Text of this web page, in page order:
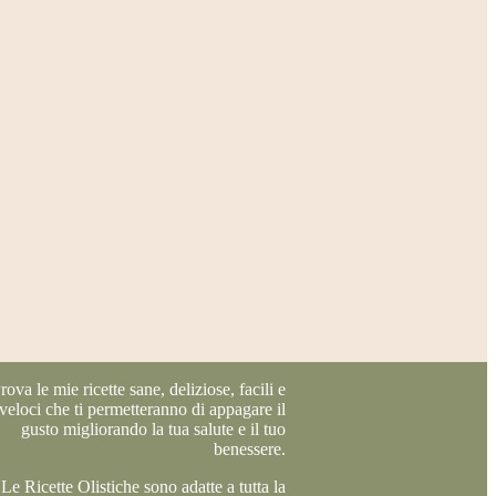
le mie ricette sane, deliziose, facili e
veloci che ti permetteranno di appagare il
gusto migliorando la tua salute e il tuo
benessere.
Le Ricette Olistiche sono adatte a tutta la